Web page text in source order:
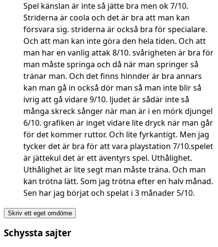
Spel känslan är inte så jätte bra men ok 7/10.
Striderna är coola och det är bra att man kan
försvara sig. striderna är också bra för specialare.
Och att man kan inte göra den hela tiden. Och att
man har en vanlig attak 8/10. svårigheten är bra för
man måste springa och då när man springer så
tränar man. Och det finns hinnder är bra annars
kan man gå in också dör man så man inte blir så
ivrig att gå vidare 9/10. ljudet är sådär inte så
många skreck sånger när man är i en mörk djungel
6/10. grafiken är inget vidare lite dryck när man går
för det kommer ruttor. Och lite fyrkantigt. Men jag
tycker det är bra för att vara playstation 7/10.spelet
är jättekul det är ett äventyrs spel. Uthålighet.
Uthålighet är lite segt man måste träna. Och man
kan trötna lätt. Som jag trötna efter en halv månad.
Sen har jag börjat och spelat i 3 månader 5/10.
Skriv ett eget omdöme
Schyssta sajter